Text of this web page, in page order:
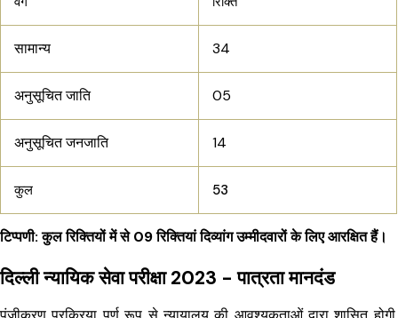
सामान्य 34
अनुसूचित जाति 05
अनुसूचित जनजाति 14
कुल 53
टिप्पणी: कुल रिक्तियों में से 09 रिक्तियां दिव्यांग उम्मीदवारों के लिए आरक्षित हैं।
दिल्ली न्यायिक सेवा परीक्षा 2023 - पात्रता मानदंड